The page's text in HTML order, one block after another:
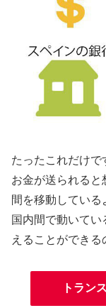
たったこれだけで
お金が送られると
間を移動している
国内間で動いて
えることができる
トラン